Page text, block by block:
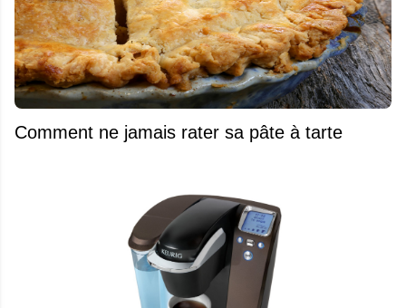
Comment ne jamais rater sa pâte à tarte